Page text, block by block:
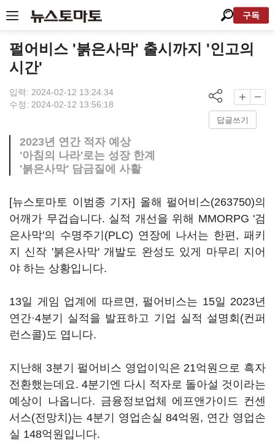
구독
펄어비스 '붉은사막' 출시까지 '인고의
시간'
입력: 2024-02-12 13:24:34
수정: 2024-02-12 13:56:18
답글쓰기
2023년 연간 적자 예상
'아침의 나라'로는 성장 한계
'붉은사막' 담금질에 사활
[뉴스토마토 이범종 기자] 올해 펄어비스(263750)의
어깨가 무겁습니다. 실적 개선을 위해 MMORPG '검
은사막'의 수명주기(PLC) 연장에 나서는 한편, 패키
지 신작 '붉은사막' 개발도 완성도 있게 마무리 지어
야 하는 상황입니다.
13일 게임 업계에 따르면, 펄어비스는 15일 2023년
연간·4분기 실적을 발표하고 기업 실적 설명회(컨퍼
런스콜)도 엽니다.
지난해 3분기 펄어비스 영업이익은 21억원으로 흑자
전환했는데요. 4분기엔 다시 적자로 돌아설 것이라는
예상이 나옵니다. 금융정보업체 에프앤가이드 컨센
서스(전망치)는 4분기 영업손실 84억원, 연간 영업손
실 148억원입니다.